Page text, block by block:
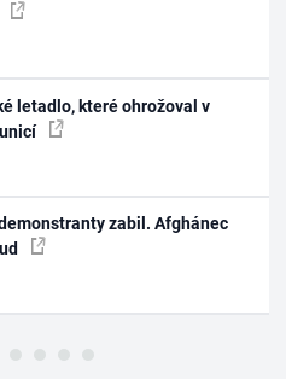
letadlo, které ohrožoval v
zabil. Afghánec